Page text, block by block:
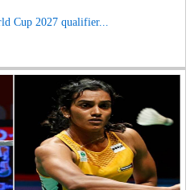
Cup 2027 qualifier...